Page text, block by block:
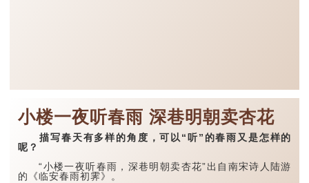
小楼一夜听春雨 深巷明朝卖杏花
描写春天有多样的角度，可以“听”的春雨又是怎样的
呢？
“小楼一夜听春雨，深巷明朝卖杏花”出自南宋诗人陆游
的《临安春雨初霁》。